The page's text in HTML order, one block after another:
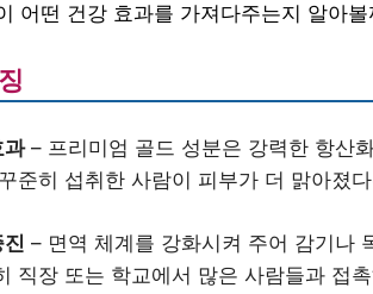
어떤 건강 효과를 가져다주는지 알아볼
과– 프리미엄 골드 성분은 강력한 항산
준히 섭취한 사람이 피부가 더 맑아졌
– 면역 체계를 강화시켜 주어 감기나
직장 또는 학교에서 많은 사람들과 접